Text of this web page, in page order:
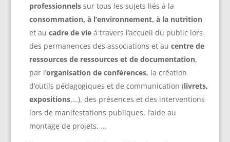
professionnelssur tous les sujets liés à la
consommation, à l’environnement, à la nutrition
et au cadre de vieà travers l’accueil du public lors
des permanences des associations et au centre de
ressources de ressources et de documentation,
par l’organisation de conférences, la création
d’outils pédagogiques et de communication (livrets,
expositions,…), des présences et des interventions
lors de manifestations publiques, l’aide au
montage de projets, …